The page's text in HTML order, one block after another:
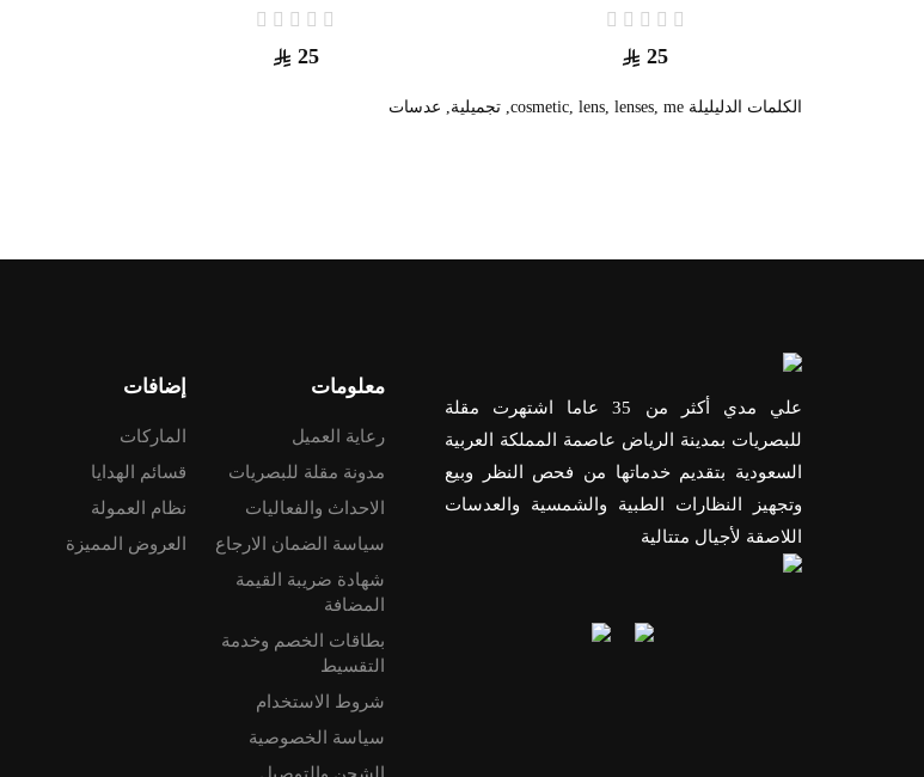
25
25
الكلمات الدليليلة cosmetic lens lenses me تجميلية عدسات
علي مدي أكثر من 35 عاما اشتهرت مقلة
للبصريات بمدينة الرياض عاصمة المملكة العربية
السعودية بتقديم خدماتها من فحص النظر وبيع
وتجهيز النظارات الطبية والشمسية والعدسات
اللاصقة لأجيال متتالية
معلومات
رعاية العميل
مدونة مقلة للبصريات
الاحداث والفعاليات
سياسة الضمان الارجاع
شهادة ضريبة القيمة
المضافة
بطاقات الخصم وخدمة
التقسيط
شروط الاستخدام
سياسة الخصوصية
الشحن والتوصيل
إضافات
الماركات
قسائم الهدايا
نظام العمولة
العروض المميزة